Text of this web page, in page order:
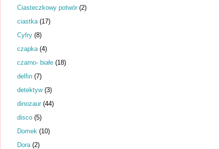
Ciasteczkowy potwór (2)
ciastka (17)
Cyfry (8)
czapka (4)
czarno- białe (18)
delfin (7)
detektyw (3)
dinozaur (44)
disco (5)
Domek (10)
Dora (2)